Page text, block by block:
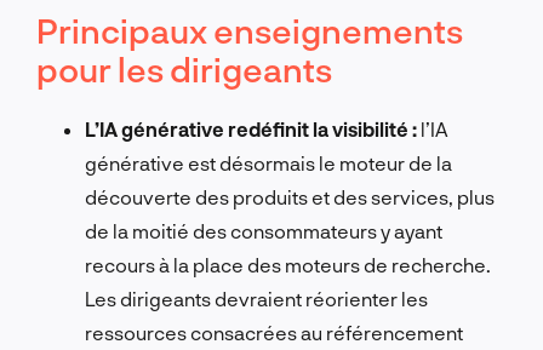
Principaux enseignements
pour les dirigeants
L’IA générative redéfinit la visibilité : l’IA
générative est désormais le moteur de la
découverte des produits et des services, plus
de la moitié des consommateurs y ayant
recours à la place des moteurs de recherche.
Les dirigeants devraient réorienter les
ressources consacrées au référencement